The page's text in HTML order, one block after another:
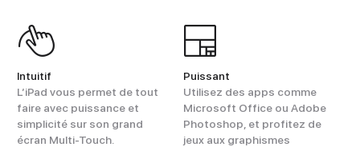
Intuitif
L’iPad vous permet de tout
faire avec puissance et
simplicité sur son grand
écran Multi‑Touch.
Puissant
Utilisez des apps comme
Microsoft Office ou Adobe
Photoshop, et profitez de
jeux aux graphismes